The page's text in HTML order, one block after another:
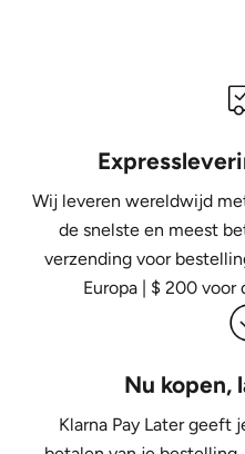
Wij leveren wereldwijd
de snelste en meest
verzending voor
Europa | $ 200 voor
Nu kopen,
Klarna Pay Later